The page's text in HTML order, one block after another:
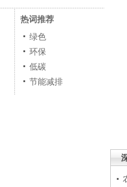
热词推荐
绿色
环保
低碳
节能减排